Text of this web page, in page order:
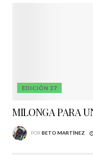
EDICIÓN 27
MILONGA PARA
POR BETO MARTÍNEZ